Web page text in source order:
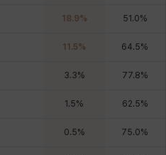
18.9% 51.0%
11.5% 64.5%
3.3% 77.8%
1.5% 62.5%
0.5% 75.0%